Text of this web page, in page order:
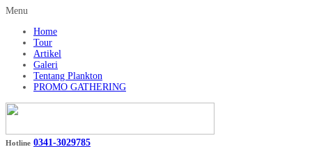
Menu
Home
Tour
Artikel
Galeri
Tentang Plankton
PROMO GATHERING
Hotline 0341-3029785